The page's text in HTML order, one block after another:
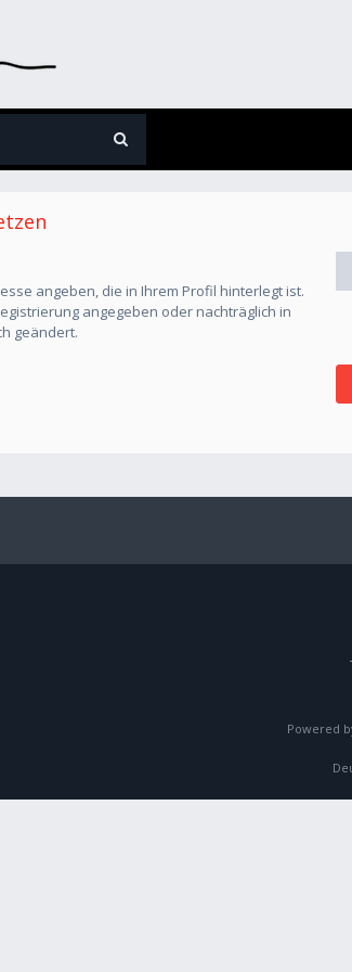
angeben, die in Ihrem Profil hinterlegt ist.
angegeben oder nachträglich in
geändert.
Powered